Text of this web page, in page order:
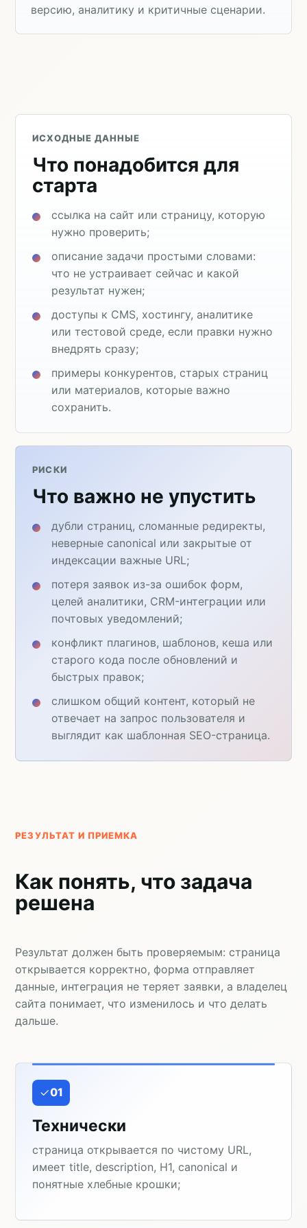
версию, аналитику и критичные сценарии.
ИСХОДНЫЕ ДАННЫЕ
Что понадобится для
старта
ссылка на сайт или страницу, которую
нужно проверить;
описание задачи простыми словами:
что не устраивает сейчас и какой
результат нужен;
доступы к CMS, хостингу, аналитике
или тестовой среде, если правки нужно
внедрять сразу;
примеры конкурентов, старых страниц
или материалов, которые важно
сохранить.
РИСКИ
Что важно не упустить
дубли страниц, сломанные редиректы,
неверные canonical или закрытые от
индексации важные URL;
потеря заявок из-за ошибок форм,
целей аналитики, CRM-интеграции или
почтовых уведомлений;
конфликт плагинов, шаблонов, кеша или
старого кода после обновлений и
быстрых правок;
слишком общий контент, который не
отвечает на запрос пользователя и
выглядит как шаблонная SEO-страница.
РЕЗУЛЬТАТ И ПРИЕМКА
Как понять, что задача
решена
Результат должен быть проверяемым: страница
открывается корректно, форма отправляет
данные, интеграция не теряет заявки, а владелец
сайта понимает, что изменилось и что делать
дальше.
01
Технически
страница открывается по чистому URL,
имеет title, description, H1, canonical и
понятные хлебные крошки;